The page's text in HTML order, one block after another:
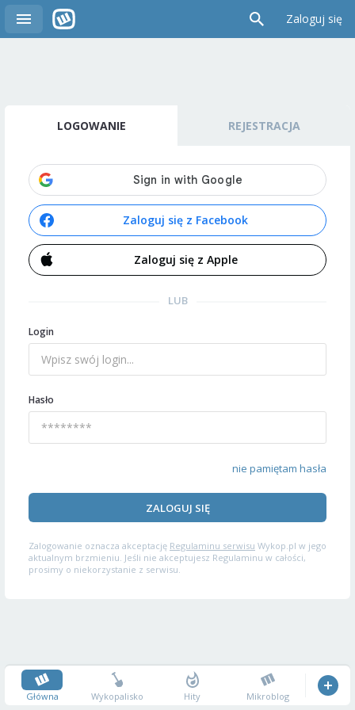
Zaloguj się
LOGOWANIE REJESTRACJA
Zaloguj się z Facebook
Zaloguj się z Apple
LUB
Login
Hasło
nie pamiętam hasła
ZALOGUJ SIĘ
Zalogowanie oznacza akceptację Regulaminu serwisu Wykop.pl w jego
aktualnym brzmieniu. Jeśli nie akceptujesz Regulaminu w całości,
prosimy o niekorzystanie z serwisu.
Główna Wykopalisko Hity Mikroblog